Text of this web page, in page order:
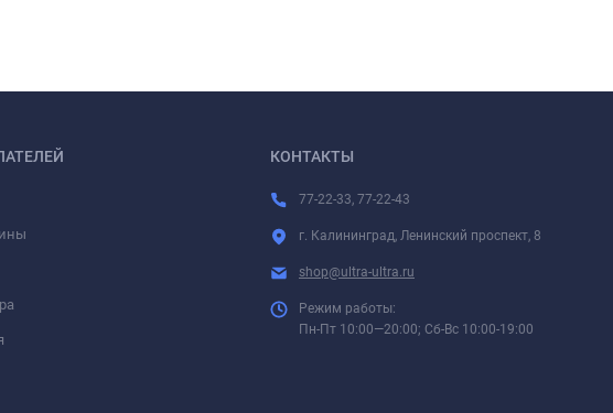
КОНТАКТЫ
77-22-33, 77-22-43
г. Калининград, Ленинский проспект, 8
shop@ultra-ultra.ru
Режим работы:
Пн-Пт 10:00—20:00; Сб-Вс 10:00-19:00